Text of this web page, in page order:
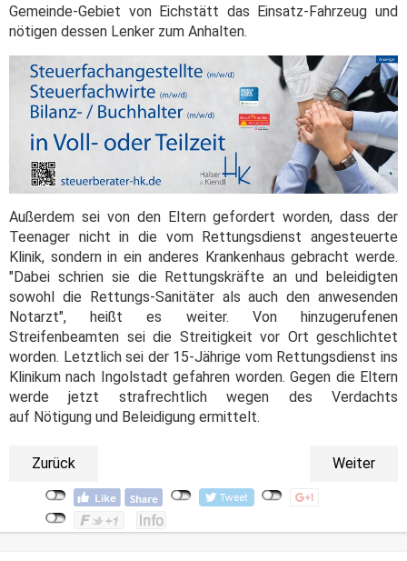
Gemeinde-Gebiet von Eichstätt das Einsatz-Fahrzeug und
nötigen dessen Lenker zum Anhalten.
Außerdem sei von den Eltern gefordert worden, dass der
Teenager nicht in die vom Rettungsdienst angesteuerte
Klinik, sondern in ein anderes Krankenhaus gebracht werde.
"Dabei schrien sie die Rettungskräfte an und beleidigten
sowohl die Rettungs-Sanitäter als auch den anwesenden
Notarzt", heißt es weiter. Von hinzugerufenen
Streifenbeamten sei die Streitigkeit vor Ort geschlichtet
worden. Letztlich sei der 15-Jährige vom Rettungsdienst ins
Klinikum nach Ingolstadt gefahren worden. Gegen die Eltern
werde jetzt strafrechtlich wegen des Verdachts
auf Nötigung und Beleidigung ermittelt.
Zurück Weiter